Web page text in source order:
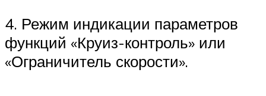
4. Режим индикации параметров
функций «Круиз-контроль» или
«Ограничитель скорости».